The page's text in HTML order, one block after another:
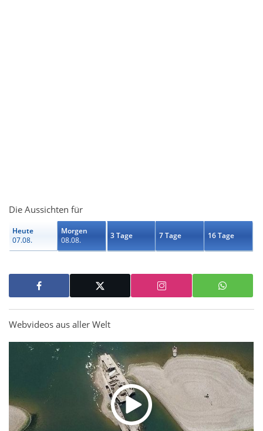
Die Aussichten für
Heute
07.08.
Morgen
08.08.
3 Tage 7 Tage 16 Tage
Webvideos aus aller Welt